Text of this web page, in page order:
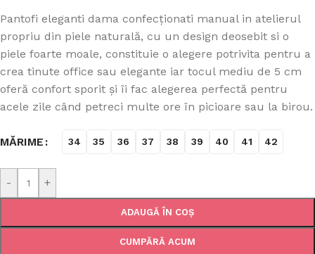
Pantofi eleganti dama confecționati manual in atelierul
propriu din piele naturală, cu un design deosebit si o
piele foarte moale, constituie o alegere potrivita pentru a
crea tinute office sau elegante iar tocul mediu de 5 cm
oferă confort sporit și îi fac alegerea perfectă pentru
acele zile când petreci multe ore în picioare sau la birou.
MĂRIME 34 35 36 37 38 39 40 41 42
- +
ADAUGĂ ÎN COȘ
CUMPĂRĂ ACUM